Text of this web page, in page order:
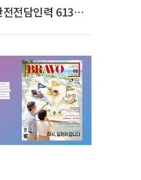
전담인력 613명